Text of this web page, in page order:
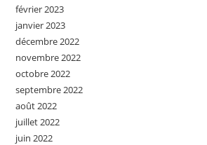
février 2023
janvier 2023
décembre 2022
novembre 2022
octobre 2022
septembre 2022
août 2022
juillet 2022
juin 2022